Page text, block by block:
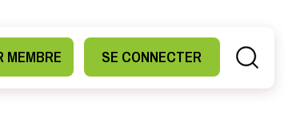
MEMBRE SE CONNECTER